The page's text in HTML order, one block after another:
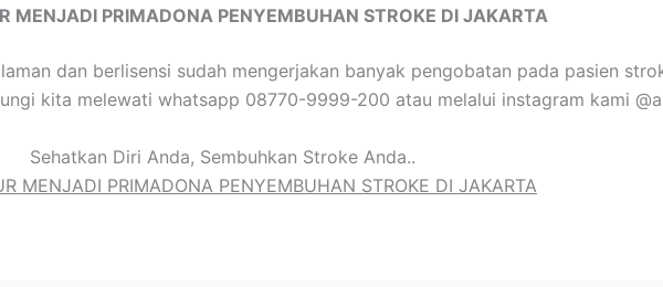
MENJADI PRIMADONA PENYEMBUHAN STROKE DI JAKARTA
dan berlisensi sudah mengerjakan banyak pengobatan pada pasien
kita melewati whatsapp 08770-9999-200 atau melalui instagram kami
Sehatkan Diri Anda, Sembuhkan Stroke Anda..
MENJADI PRIMADONA PENYEMBUHAN STROKE DI JAKARTA